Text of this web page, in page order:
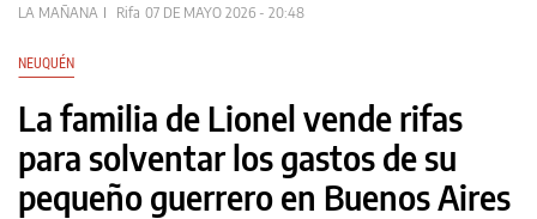
LA MAÑANA Rifa 07 DE MAYO 2026 - 20:48
NEUQUÉN
La familia de Lionel vende rifas
para solventar los gastos de su
pequeño guerrero en Buenos Aires